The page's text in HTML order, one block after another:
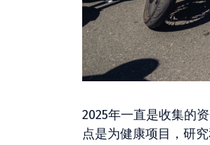
2025年一直是收集的
点是为健康项目，研